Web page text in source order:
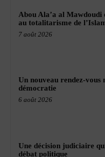
Abou Ala’a al Mawdoudi
au totalitarisme de
7 août 2026
Un nouveau rendez-vous
démocratie
6 août 2026
Une décision judiciaire
débat politique